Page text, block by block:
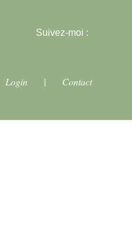
Suivez-moi :
Login | Contact